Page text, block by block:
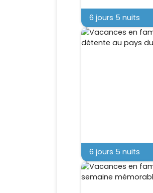
6 jours 5 nuits
6 jours 5 nuits